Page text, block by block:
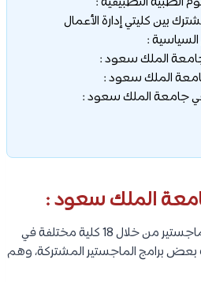
بين كليتي إدارة الأعمال
:
الملك سعود :
الملك سعود :
جامعة الملك سعود :
الملك سعود :
يتم تقديم العديد من برامج الماجستير من خلال 18 كلية مختلفة في
برامج الماجستير المشتركة، وهم